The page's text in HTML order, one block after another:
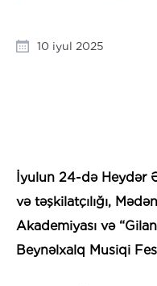
10 iyul 2025
İyulun 24-də Heydər
və təşkilatçılığı,
Akademiyası və
Beynəlxalq Musiqi